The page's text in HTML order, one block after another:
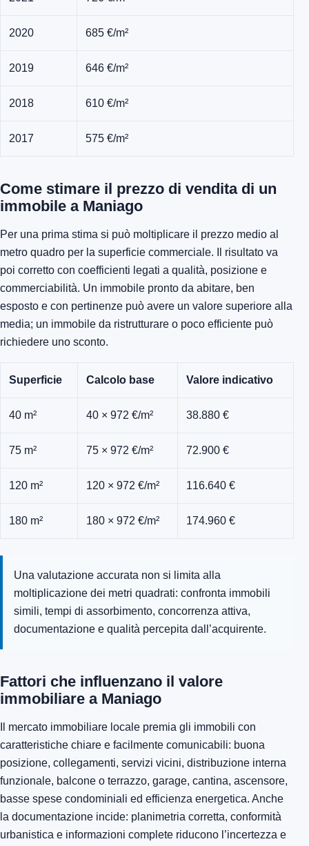
2020 685 €/m²
2019 646 €/m²
2018 610 €/m²
2017 575 €/m²
Come stimare il prezzo di vendita di un
immobile a Maniago
Per una prima stima si può moltiplicare il prezzo medio al
metro quadro per la superficie commerciale. Il risultato va
poi corretto con coefficienti legati a qualità, posizione e
commerciabilità. Un immobile pronto da abitare, ben
esposto e con pertinenze può avere un valore superiore alla
media; un immobile da ristrutturare o poco efficiente può
richiedere uno sconto.
Superficie Calcolo base Valore indicativo
40 m² 40 × 972 €/m² 38.880 €
75 m² 75 × 972 €/m² 72.900 €
120 m² 120 × 972 €/m² 116.640 €
180 m² 180 × 972 €/m² 174.960 €
Una valutazione accurata non si limita alla
moltiplicazione dei metri quadrati: confronta immobili
simili, tempi di assorbimento, concorrenza attiva,
documentazione e qualità percepita dall’acquirente.
Fattori che influenzano il valore
immobiliare a Maniago
Il mercato immobiliare locale premia gli immobili con
caratteristiche chiare e facilmente comunicabili: buona
posizione, collegamenti, servizi vicini, distribuzione interna
funzionale, balcone o terrazzo, garage, cantina, ascensore,
basse spese condominiali ed efficienza energetica. Anche
la documentazione incide: planimetria corretta, conformità
urbanistica e informazioni complete riducono l’incertezza e